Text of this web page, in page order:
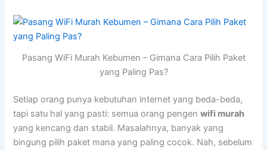
Pasang WiFi Murah Kebumen – Gimana Cara Pilih Paket
yang Paling Pas?
Setiap orang punya kebutuhan internet yang beda-beda,
tapi satu hal yang pasti: semua orang pengenwifi murah
yang kencang dan stabil. Masalahnya, banyak yang
bingung pilih paket mana yang paling cocok. Nah, sebelum